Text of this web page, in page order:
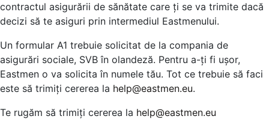
contractul asigurării de sănătate care ți se va trimite dacă
decizi să te asiguri prin intermediul Eastmenului.
Un formular A1 trebuie solicitat de la compania de
asigurări sociale, SVB în olandeză. Pentru a-ți fi ușor,
Eastmen o va solicita în numele tău. Tot ce trebuie să faci
este să trimiți cererea la help@eastmen.eu.
Te rugăm să trimiți cererea la help@eastmen.eu